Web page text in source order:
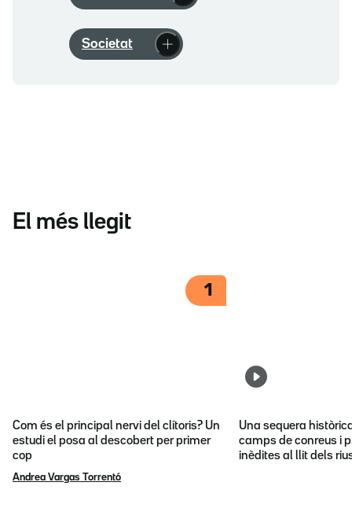
Societat
El més llegit
1
Com és el principal nervi del clítoris? Un
estudi el posa al descobert per primer
cop
Andrea Vargas Torrentó
Una sequera
camps de conreus i
inèdites al llit dels